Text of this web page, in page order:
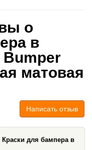
о
в
Bumper
матовая
Написать отзыв
Краски для бампера в